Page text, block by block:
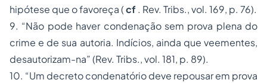
hipótese que o favoreça(cf . Rev. Tribs.,vol. 169, p. 76).
9. “Não pode haver condenação sem prova plena do
crime e de sua autoria. Indícios, ainda que veementes,
desautorizam-na” (Rev. Tribs.,vol. 181, p. 89).
10. “Um decreto condenatório deve repousar em prova